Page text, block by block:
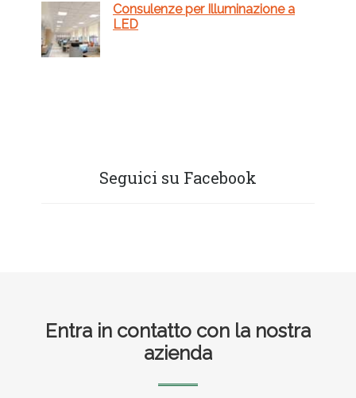
Consulenze per Illuminazione a
LED
Seguici su Facebook
FooterEntra in contatto con la nostra
azienda